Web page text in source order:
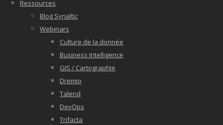
Ressources
Blog Synaltic
Webinars
Culture de la donnée
Business Intelligence
GIS / Cartographie
Dremio
Talend
DevOps
Trifacta